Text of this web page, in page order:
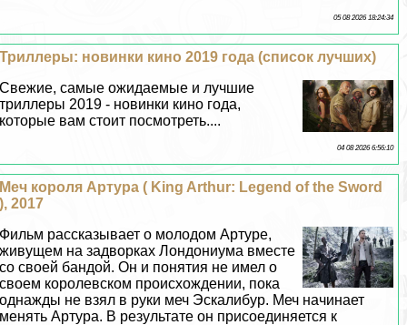
05 08 2026 18:24:34
Триллеры: новинки кино 2019 года (список лучших)
Свежие, самые ожидаемые и лучшие
триллеры 2019 - новинки кино года,
которые вам стоит посмотреть....
04 08 2026 6:56:10
Меч короля Артура ( King Arthur: Legend of the Sword
), 2017
Фильм рассказывает о молодом Артуре,
живущем на задворках Лондониума вместе
со своей бандой. Он и понятия не имел о
своем королевском происхождении, пока
однажды не взял в руки меч Эскалибур. Меч начинает
менять Артура. В результате он присоединяется к